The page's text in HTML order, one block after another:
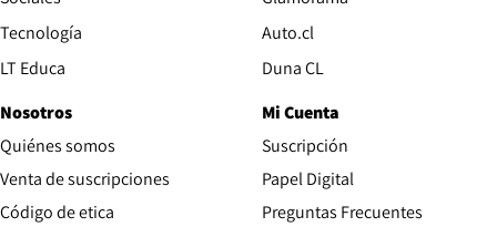
Tecnología
LT Educa
Auto.clOpens in new window
Duna CLOpens in new window
Nosotros
Quiénes somos
Venta de suscripciones
Código de etica Opens in new window
Mi Cuenta
Suscripción
Papel DigitalOpens in new
Preguntas Frecuentes